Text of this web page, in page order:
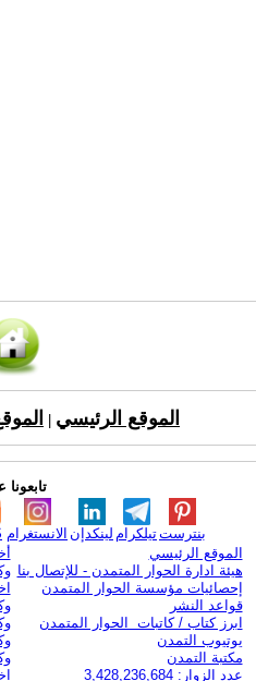
الموقع الرئيسي
تابعونا
الانستغرام لينكدإن تيلكرامبنترست
الموقع الرئيسي
هيئة ادارة الحوار المتمدن - للإتصال بنا
إحصائيات مؤسسة الحوار المتمدن
قواعد النشر
ابرز كتاب / كاتبات الحوار المتمدن
يوتيوب التمدن
مكتبة التمدن
عدد الزوار: 3,428,236,684